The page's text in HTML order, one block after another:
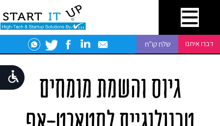
דברו איתנו שלח קו"ח
מי אנחנו
המשרות שלנו
גיוס והשמת מומחים